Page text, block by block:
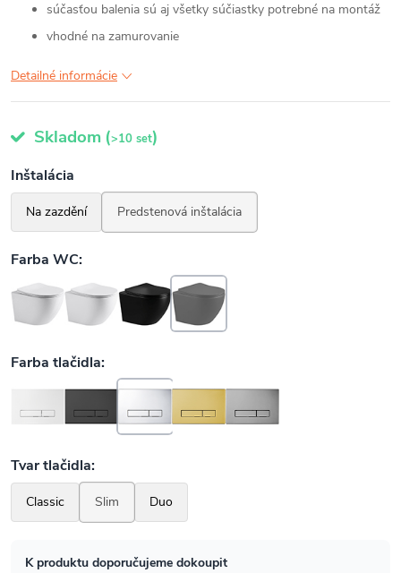
súčasťou balenia sú aj všetky súčiastky potrebné na montáž
vhodné na zamurovanie
Detailné informácie
Skladom (>10 set)